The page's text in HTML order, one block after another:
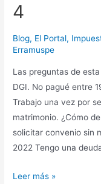
4
Blog, El Portal,
Erramuspe
Las preguntas de
DGI. No pagué entre
Trabajo una vez por
matrimonio. ¿Cómo
solicitar convenio sin
2022 Tengo una
Escritorio
Leer más »